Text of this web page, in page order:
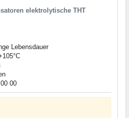
elektrolytische THT
Lebensdauer
00